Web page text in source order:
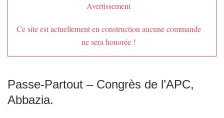
Avertissement
Ce site est actuellement en construction aucune commande
ne sera honorée !
Passe-Partout – Congrès de l’APC,
Abbazia.